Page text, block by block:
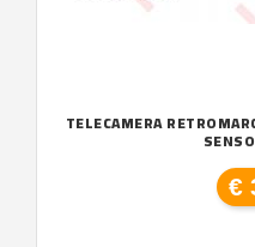
TELECAMERA
€